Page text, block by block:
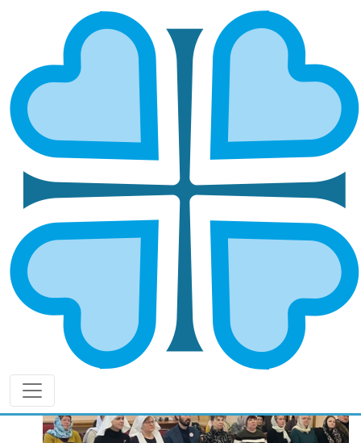
ОБЪЕДИНЯЯ УСИЛИЯ ВО БЛАГО
БЛИЖНЕГО: В ПЕНЗЕНСКОЙ
ЕПАРХИИ СОСТОЯЛОСЬ РАБОЧЕЕ
СОБРАНИЕ СОЦИАЛЬНЫХ
РАБОТНИКОВ
ГЛАВНАЯ
ОБЪЕДИНЯЯ УСИЛИЯ ВО БЛАГО БЛИЖНЕГО: В ПЕНЗЕНСКОЙ
ЕПАРХИИ СОСТОЯЛОСЬ РАБОЧЕЕ СОБРАНИЕ СОЦИАЛЬНЫХ
РАБОТНИКОВ